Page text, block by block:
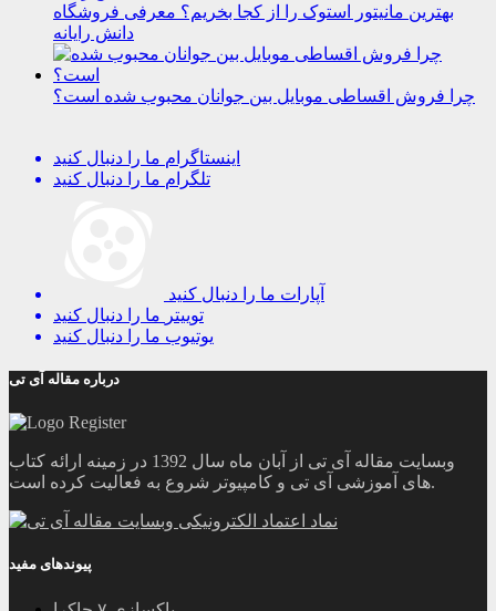
بهترین مانیتور استوک را از کجا بخریم؟ معرفی فروشگاه
دانش رایانه
چرا فروش اقساطی موبایل بین جوانان محبوب شده است؟
اینستاگرام ما را دنبال کنید
تلگرام ما را دنبال کنید
آپارات ما را دنبال کنید
توییتر ما را دنبال کنید
یوتیوب ما را دنبال کنید
درباره مقاله آی تی
وبسایت مقاله آی تی از آبان ماه سال 1392 در زمینه ارائه کتاب
های آموزشی آی تی و کامپیوتر شروع به فعالیت کرده است.
پیوندهای مفید